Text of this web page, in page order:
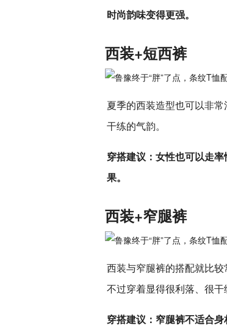
时尚韵味变得更强。
西装+短西裤
夏季的西装造型也可以非
干练的气韵。
穿搭建议：女性也可以走
果。
西装+窄腿裤
西装与窄腿裤的搭配就比较
不过穿着显得很利落、很干
穿搭建议：窄腿裤不适合